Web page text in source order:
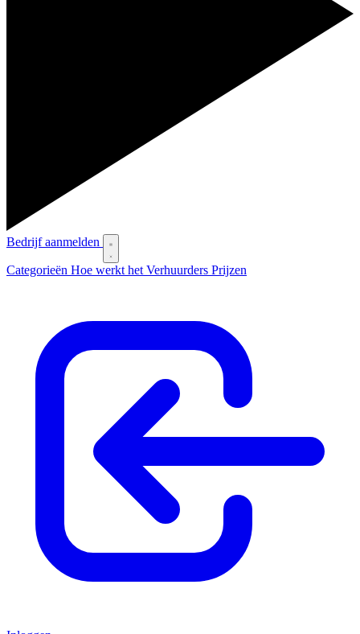
Bedrijf aanmelden
Categorieën Hoe werkt het Verhuurders Prijzen